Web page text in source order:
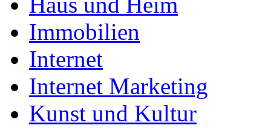
Immobilien
Internet
Internet Marketing
Kunst und Kultur